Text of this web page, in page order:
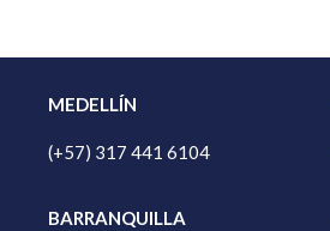
MEDELLÍN
(+57) 317 441 6104
BARRANQUILLA